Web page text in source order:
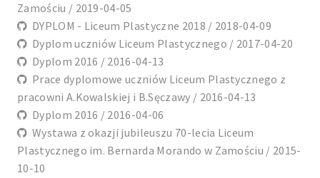
Zamościu / 2019-04-05
DYPLOM - Liceum Plastyczne 2018 / 2018-04-09
Dyplom uczniów Liceum Plastycznego / 2017-04-20
Dyplom 2016 / 2016-04-13
Prace dyplomowe uczniów Liceum Plastycznego z
pracowni A.Kowalskiej i B.Sęczawy / 2016-04-13
Dyplom 2016 / 2016-04-06
Wystawa z okazji jubileuszu 70-lecia Liceum
Plastycznego im. Bernarda Morando w Zamościu / 2015-
10-10